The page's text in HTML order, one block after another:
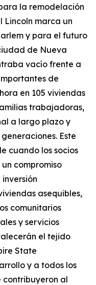
la remodelación
Lincoln marca un
y para el futuro
de Nueva
vacío frente a
de
en 105 viviendas
trabajadoras,
a largo plazo y
Este
cuando los socios
compromiso
asequibles,
comunitarios
y servicios
el tejido
State
y a todos los
contribuyeron al